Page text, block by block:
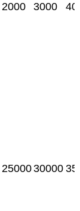
2000 3000
2500030000